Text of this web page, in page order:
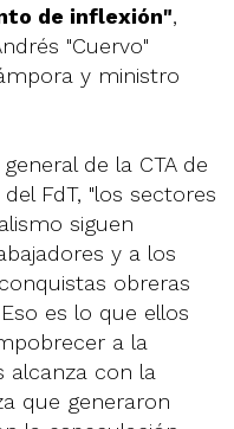
de inflexión",
"Cuervo"
y ministro
de la CTA de
FdT, "los sectores
siguen
y a los
obreras
es lo que ellos
a la
alcanza con la
que generaron